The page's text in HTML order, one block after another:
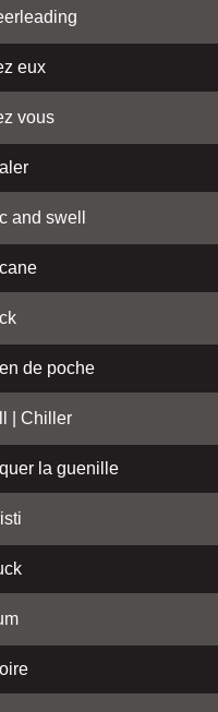
eux
vous
and swell
de poche
| Chiller
la guenille